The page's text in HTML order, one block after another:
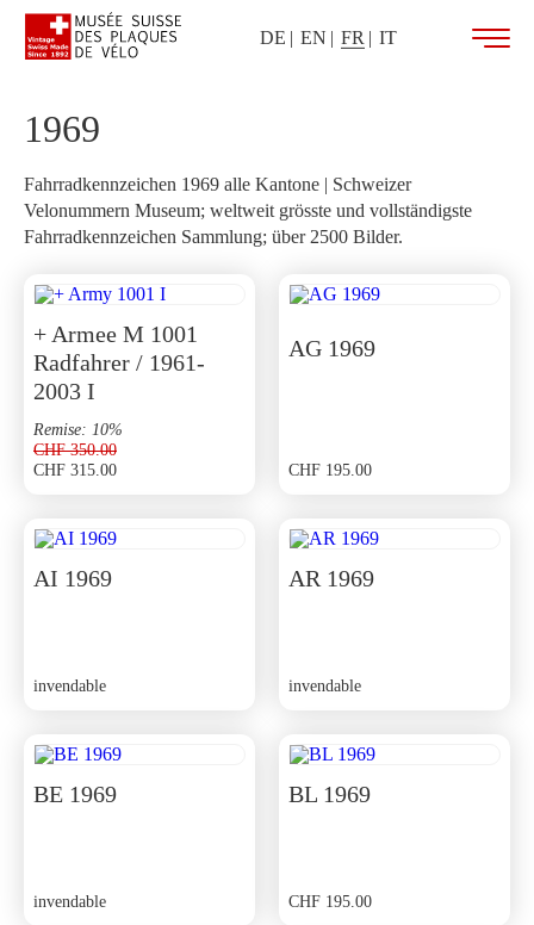
DE EN FR IT
1969
Fahrradkennzeichen 1969 alle Kantone | Schweizer
Velonummern Museum; weltweit grösste und vollständigste
Fahrradkennzeichen Sammlung; über 2500 Bilder.
+ Armee M 1001
Radfahrer / 1961-
2003 I
CHF350.00
initial
était :
CHF 350.00.
CHF 315.00
actuel
est :
CHF 315.00.
Remise: 10%
AG 1969
CHF 195.00
AI 1969
invendable
AR 1969
invendable
BE 1969
invendable
BL 1969
CHF 195.00